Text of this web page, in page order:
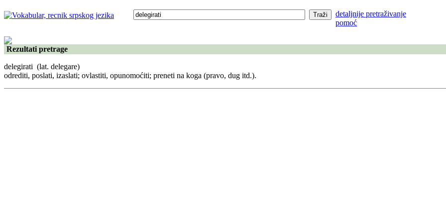
detaljnije pretraživanje
pomoć
Rezultati pretrage
delegirati (lat. delegare)
odrediti, poslati, izaslati; ovlastiti, opunomoćiti; preneti na koga (pravo, dug itd.).